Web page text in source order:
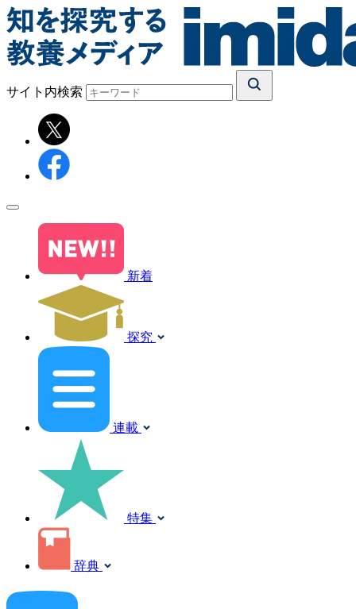
サイト内検索
新着
探究
連載
特集
辞典